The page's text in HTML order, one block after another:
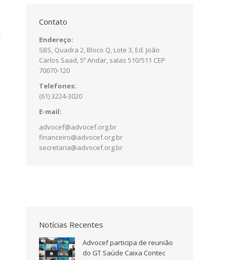
Contato
Endereço:
SBS, Quadra 2, Bloco Q, Lote 3, Ed. João
Carlos Saad, 5º Andar, salas 510/511 CEP
70070-120
Telefones:
(61) 3224-3020
E-mail:
advocef@advocef.org.br
financeiro@advocef.org.br
secretaria@advocef.org.br
Notícias Recentes
Advocef participa de reunião
do GT Saúde Caixa Contec